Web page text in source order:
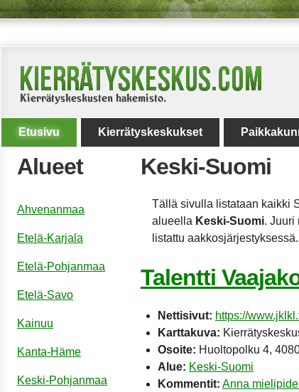
Etusivu Kierrätyskeskukset
Keski-Suomi
Tällä sivulla listataan kaikki
alueella Keski-Suomi. Juuri
listattu aakkosjärjestyksessä.
Talentti
Nettisivut: https://
Karttakuva:
Osoite: Huoltopolku 4,
Alue: Keski-Suomi
Kommentit: Anna
Alueet
Ahvenanmaa
Etelä-Karjala
Etelä-Pohjanmaa
Etelä-Savo
Kainuu
Kanta-Häme
Keski-Pohjanmaa